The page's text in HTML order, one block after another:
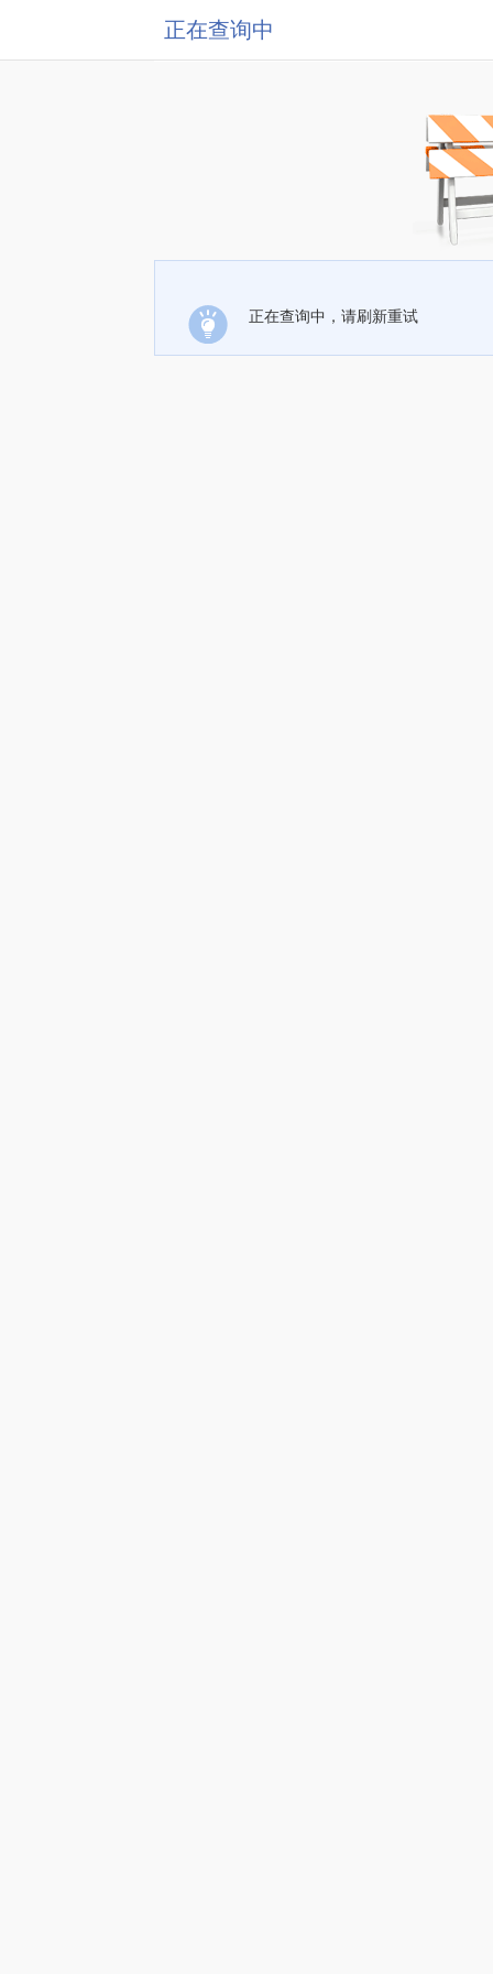
正在查询中
正在查询中，请刷新重试